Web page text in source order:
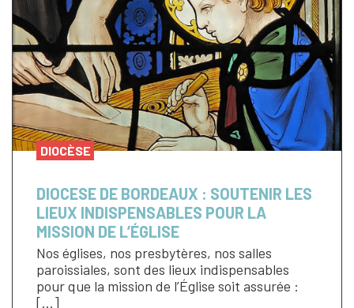
DIOCÈSE
DIOCESE DE BORDEAUX : SOUTENIR LES
LIEUX INDISPENSABLES POUR LA
MISSION DE L’ÉGLISE
Nos églises, nos presbytères, nos salles
paroissiales, sont des lieux indispensables
pour que la mission de l’Église soit assurée :
[…]